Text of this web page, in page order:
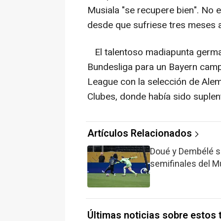
Musiala "se recupere bien". No
desde que sufriese tres meses
El talentoso madiapunta
Bundesliga para un Bayern
League con la selección de
Clubes, donde había sido
Artículos Relacionados
Doué y Dembélé
semifinales del
Últimas noticias sobre estos